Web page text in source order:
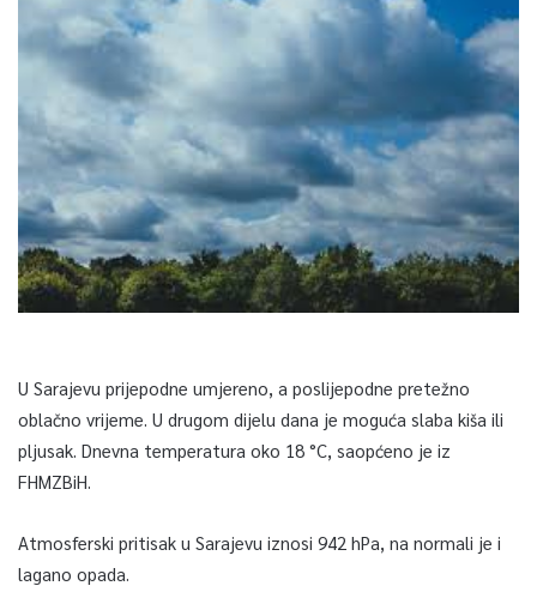
U Sarajevu prijepodne umjereno, a poslijepodne pretežno
oblačno vrijeme. U drugom dijelu dana je moguća slaba kiša ili
pljusak. Dnevna temperatura oko 18 °C, saopćeno je iz
FHMZBiH.
Atmosferski pritisak u Sarajevu iznosi 942 hPa, na normali je i
lagano opada.